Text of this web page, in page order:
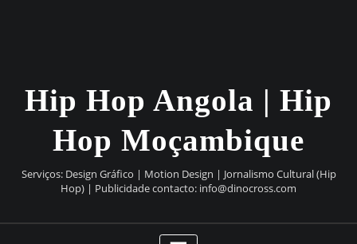
Hip Hop Angola | Hip
Hop Moçambique
Serviços: Design Gráfico | Motion Design | Jornalismo Cultural (Hip
Hop) | Publicidade contacto: info@dinocross.com